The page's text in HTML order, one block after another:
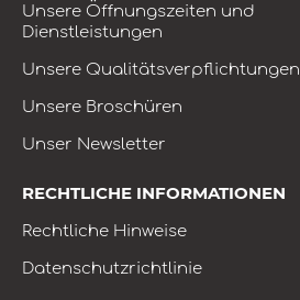
Unsere Öffnungszeiten und
Dienstleistungen
Unsere Qualitätsverpflichtungen
Unsere Broschüren
Unser Newsletter
RECHTLICHE INFORMATIONEN
Rechtliche Hinweise
Datenschutzrichtlinie